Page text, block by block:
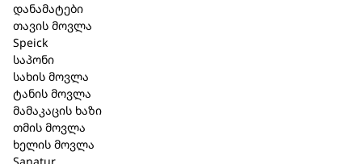
დანამატები
თავის მოვლა
Speick
საპონი
სახის მოვლა
ტანის მოვლა
მამაკაცის ხაზი
თმის მოვლა
ხელის მოვლა
Homaccord Drops 30 ml drops
ფარმაკოლოგიური ჯგუფი
ჰომეოპათიური პრეპარატი.
გამოშვების ფორმა:
გამოყენებისთვის.
შემადგენლობა